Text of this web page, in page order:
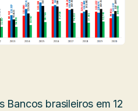
Bancos brasileiros em 12